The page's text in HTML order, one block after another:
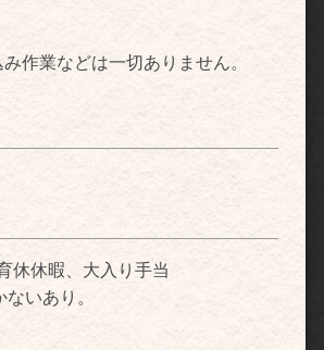
作業などは一切ありません。
休休暇、大入り手当
いあり。